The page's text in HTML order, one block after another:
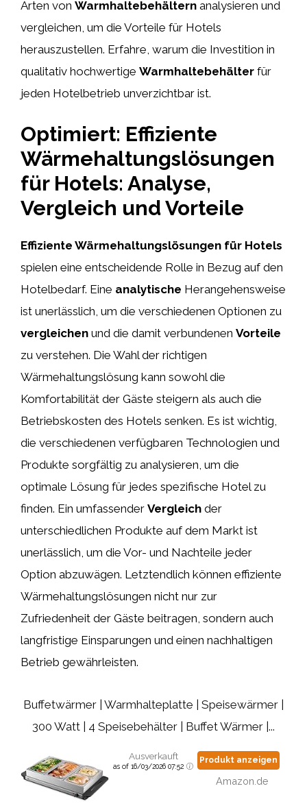
Arten von Warmhaltebehältern analysieren und
vergleichen, um die Vorteile für Hotels
herauszustellen. Erfahre, warum die Investition in
qualitativ hochwertige Warmhaltebehälter für
jeden Hotelbetrieb unverzichtbar ist.
Optimiert: Effiziente
Wärmehaltungslösungen
für Hotels: Analyse,
Vergleich und Vorteile
Effiziente Wärmehaltungslösungen für Hotels
spielen eine entscheidende Rolle in Bezug auf den
Hotelbedarf. Eine analytische Herangehensweise
ist unerlässlich, um die verschiedenen Optionen zu
vergleichen und die damit verbundenen Vorteile
zu verstehen. Die Wahl der richtigen
Wärmehaltungslösung kann sowohl die
Komfortabilität der Gäste steigern als auch die
Betriebskosten des Hotels senken. Es ist wichtig,
die verschiedenen verfügbaren Technologien und
Produkte sorgfältig zu analysieren, um die
optimale Lösung für jedes spezifische Hotel zu
finden. Ein umfassender Vergleich der
unterschiedlichen Produkte auf dem Markt ist
unerlässlich, um die Vor- und Nachteile jeder
Option abzuwägen. Letztendlich können effiziente
Wärmehaltungslösungen nicht nur zur
Zufriedenheit der Gäste beitragen, sondern auch
langfristige Einsparungen und einen nachhaltigen
Betrieb gewährleisten.
Buffetwärmer | Warmhalteplatte | Speisewärmer |
300 Watt | 4 Speisebehälter | Buffet Wärmer |...
Ausverkauft
as of 16/03/2026 07:52
Produkt anzeigen
Amazon.de